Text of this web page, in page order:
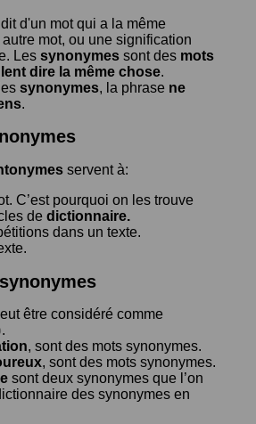
d'un mot qui a la même
mot, ou une signification
Les synonymes sont des mots
dire la même chose.
synonymes, la phrase ne
.
servent à:
C’est pourquoi on les trouve
de dictionnaire.
dans un texte.
eut être considéré comme
.
, sont des mots synonymes.
, sont des mots synonymes.
sont deux synonymes que l’on
des synonymes en